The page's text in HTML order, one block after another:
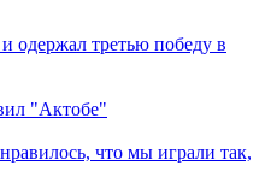
одержал третью победу в
"Актобе"
что мы играли так,